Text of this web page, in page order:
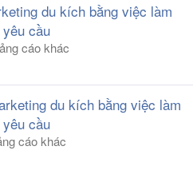
du kích bằng việc làm
cầu
cáo khác
du kích bằng việc làm
cầu
cáo khác